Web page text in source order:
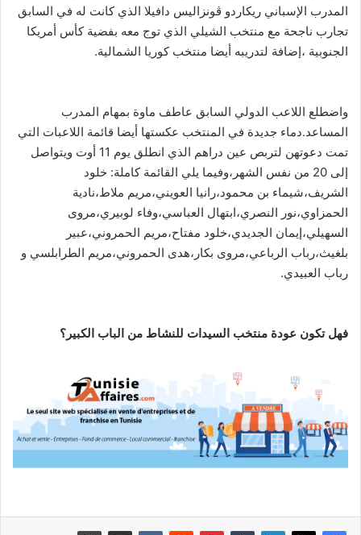
المدرب الإسباني ريكاردو ڨونزاليس دافيلا الذي كانت له في السابق
تجارب ناجحة مع منتخب الشيلي الذي توج معه بفضية كأس أمريكا
الجنوبية ،إضافة لتدريبه أيضا منتخب كوريا الشمالية.
واضطلع اللاعب الدولي السابق عاطف ماوة بمهام المدرب
المساعد.دماء جديدة في المنتخب عكستها أيضا قائمة اللاعبات التي
تمت دعوتهن لتربص عين دراهم الذي انطلق يوم 11 أوت ويتواصل
إلى 20 من نفس الشهر،وفيما يلي القائمة كاملة: خلود
الشريف،شيماء بن محمود،رانيا العويني،مريم ملاط،نادية
الحمزاوي،نور النصري،ابتهال العباسي،وفاء لوبيري،مروى
السهيلي،إيمان الجديدي،خلود مفتاح،مريم الحمروني،عبير
بلغيث،رباب الرباعي،مروى بكار،هدى الحمروني،مريم الطرابلسي و
رباب العبيدي.
فهل تكون عودة منتخب السيدات للنشاط من الباب الكبير؟